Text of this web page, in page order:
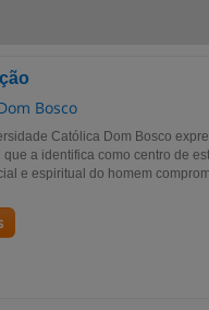
Bosco
Católica Dom Bosco
a identifica como centro de
e espiritual do homem